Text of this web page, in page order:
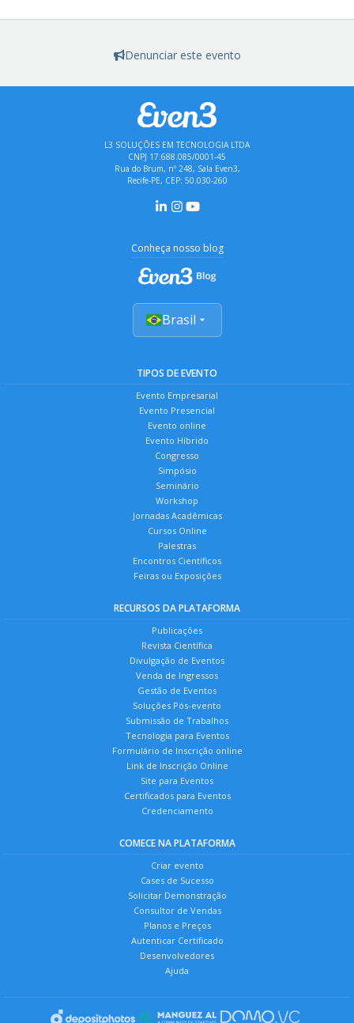
Denunciar este evento
L3 SOLUÇÕES EM TECNOLOGIA LTDA
CNPJ 17.688.085/0001-45
Rua do Brum, nº 248, Sala Even3,
Recife-PE, CEP: 50.030-260
Conheça nosso blog
Brasil
TIPOS DE EVENTO
Evento Empresarial
Evento Presencial
Evento online
Evento Híbrido
Congresso
Simpósio
Seminário
Workshop
Jornadas Acadêmicas
Cursos Online
Palestras
Encontros Científicos
Feiras ou Exposições
RECURSOS DA PLATAFORMA
Publicações
Revista Científica
Divulgação de Eventos
Venda de Ingressos
Gestão de Eventos
Soluções Pós-evento
Submissão de Trabalhos
Tecnologia para Eventos
Formulário de Inscrição online
Link de Inscrição Online
Site para Eventos
Certificados para Eventos
Credenciamento
COMECE NA PLATAFORMA
Criar evento
Cases de Sucesso
Solicitar Demonstração
Consultor de Vendas
Planos e Preços
Autenticar Certificado
Desenvolvedores
Ajuda